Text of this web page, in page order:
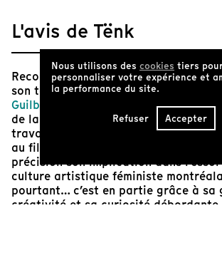
L'avis de Tënk
Reconnue pour sa personnalité
son talent de comédienne
Guilbeault
est une figure
de la télévision et du cinéma
travail en tant qu’actrice a
au fil des années, peu d’écrits
précision son implication dans
culture artistique féministe
pourtant… c’est en partie grâce à sa
créativité et sa curiosité débordante
Nous utilisons des cookies tiers
personnaliser votre expérience et
la performance du site.
Refuser Accepter